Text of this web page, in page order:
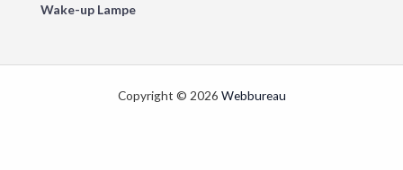
Wake-up Lampe
Copyright © 2026 Webbureau